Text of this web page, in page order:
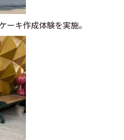
ーキ作成体験を実施。